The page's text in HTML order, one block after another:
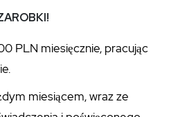
PLN miesięcznie, pracując
miesiącem, wraz ze